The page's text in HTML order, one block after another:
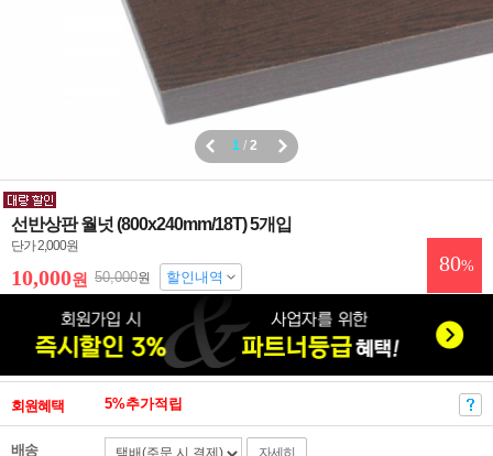
1 / 2
선반상판 월넛 (800x240mm/18T) 5개입
단가 2,000원
10,000원 50,000원 할인내역
80%
회원혜택 5%추가적립
배송 자세히